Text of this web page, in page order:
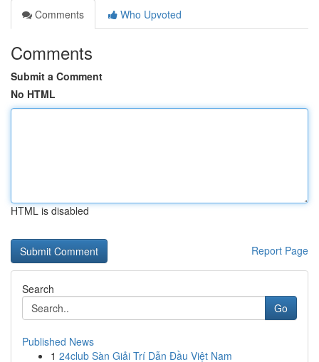
Comments
Who Upvoted
Comments
Submit a Comment
No HTML
HTML is disabled
Report Page
Search
Go
Published News
1 24club Sàn Giải Trí Dẫn Đầu Việt Nam